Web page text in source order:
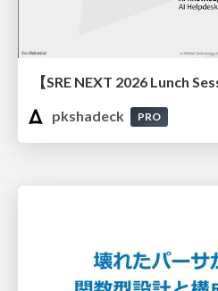
pkshadeck
PRO